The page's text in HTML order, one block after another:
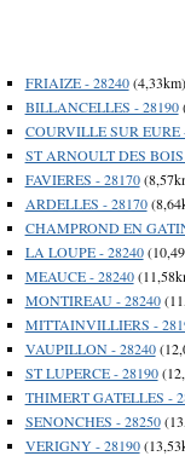
FRIAIZE - 28240(4,33km)
BILLANCELLES - 28190
COURVILLE SUR EURE
ST ARNOULT DES
FAVIERES - 28170
ARDELLES - 28170
CHAMPROND EN
LA LOUPE - 28240
MEAUCE - 28240
MONTIREAU - 28240
MITTAINVILLIERS -
VAUPILLON - 28240
ST LUPERCE - 28190
THIMERT GATELLES -
SENONCHES - 28250
VERIGNY - 28190